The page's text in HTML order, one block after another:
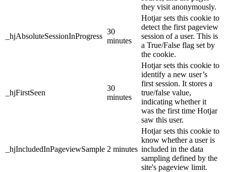
they visit anonymously.
_hjAbsoluteSessionInProgress
30
minutes
Hotjar sets this cookie to
detect the first pageview
session of a user. This is
a True/False flag set by
the cookie.
_hjFirstSeen
30
minutes
Hotjar sets this cookie to
identify a new user’s
first session. It stores a
true/false value,
indicating whether it
was the first time Hotjar
saw this user.
_hjIncludedInPageviewSample 2 minutes
Hotjar sets this cookie to
know whether a user is
included in the data
sampling defined by the
site's pageview limit.